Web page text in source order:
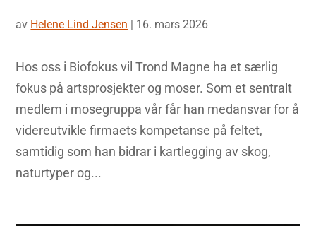
av Helene Lind Jensen | 16. mars 2026
Hos oss i Biofokus vil Trond Magne ha et særlig
fokus på artsprosjekter og moser. Som et sentralt
medlem i mosegruppa vår får han medansvar for å
videreutvikle firmaets kompetanse på feltet,
samtidig som han bidrar i kartlegging av skog,
naturtyper og...